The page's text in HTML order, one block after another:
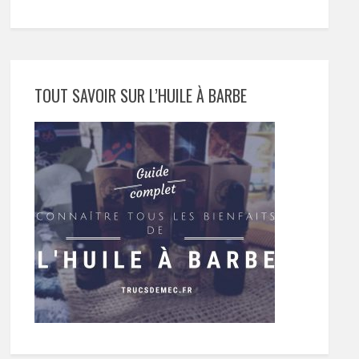
TOUT SAVOIR SUR L’HUILE À BARBE